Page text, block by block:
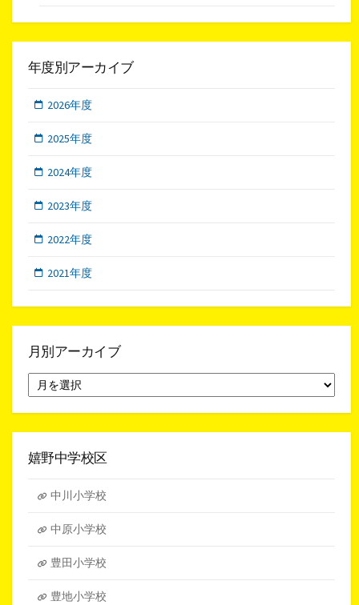
年度別アーカイブ
2026年度
2025年度
2024年度
2023年度
2022年度
2021年度
月別アーカイブ
別
ア
イ
嬉野中学校区
中川小学校
中原小学校
豊田小学校
豊地小学校